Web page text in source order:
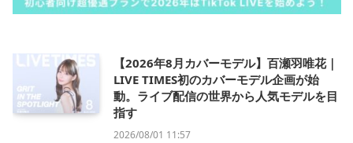
【2026年8月カバーモデル】百瀬羽唯花｜
LIVE TIMES初のカバーモデル企画が始
動。ライブ配信の世界から人気モデルを目
指す
2026/08/01 11:57